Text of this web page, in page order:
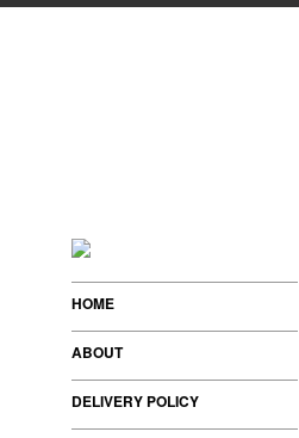
HOME
ABOUT
DELIVERY POLICY